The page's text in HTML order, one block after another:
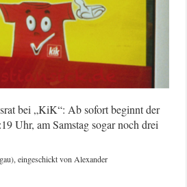
bei „KiK“: Ab sofort beginnt der
Uhr, am Samstag sogar noch drei
eingeschickt von Alexander